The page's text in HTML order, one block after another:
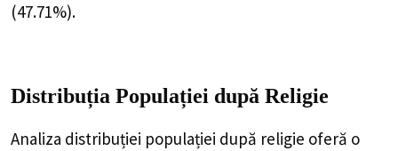
(47.71%).
Distribuția Populației după Religie
Analiza distribuției populației după religie oferă o